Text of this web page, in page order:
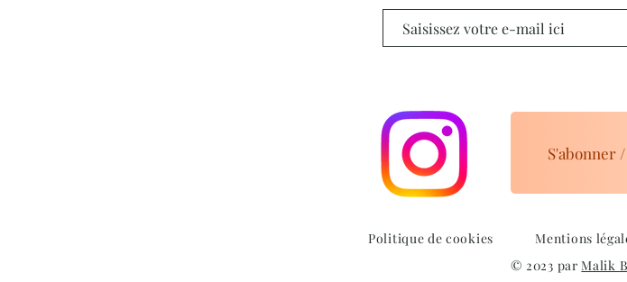
S'abonner
Politique de cookies Mentions
© 2023 parMalik